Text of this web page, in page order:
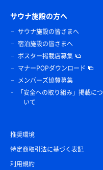
サウナ施設の方へ
サウナ施設の皆さまへ
宿泊施設の皆さまへ
ポスター掲載店募集
マナーPOPダウンロード
メンバーズ協賛募集
「安全への取り組み」掲載につ
いて
推奨環境
特定商取引法に基づく表記
利用規約